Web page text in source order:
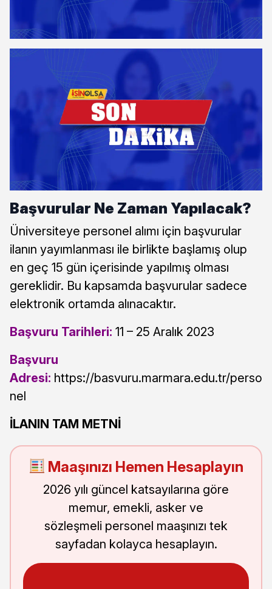
Başvurular Ne Zaman Yapılacak?
Üniversiteye personel alımı için başvurular
ilanın yayımlanması ile birlikte başlamış olup
en geç 15 gün içerisinde yapılmış olması
gereklidir. Bu kapsamda başvurular sadece
elektronik ortamda alınacaktır.
Başvuru Tarihleri: 11 – 25 Aralık 2023
Başvuru
Adresi: https://basvuru.marmara.edu.tr/perso
nel
İLANIN TAM METNİ
Maaşınızı Hemen Hesaplayın
2026 yılı güncel katsayılarına göre
memur, emekli, asker ve
sözleşmeli personel maaşınızı tek
sayfadan kolayca hesaplayın.